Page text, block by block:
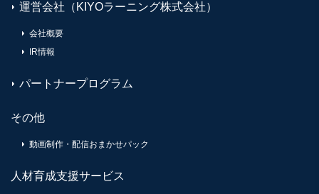
運営会社（KIYOラーニング株式会社）
会社概要
IR情報
パートナープログラム
その他
動画制作・配信おまかせパック
人材育成支援サービス